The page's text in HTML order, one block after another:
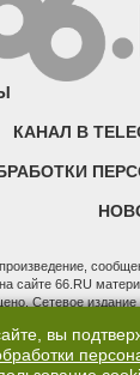
КАНАЛ В
сайте 66.RU
Сетевое
номер ЭЛ
вы